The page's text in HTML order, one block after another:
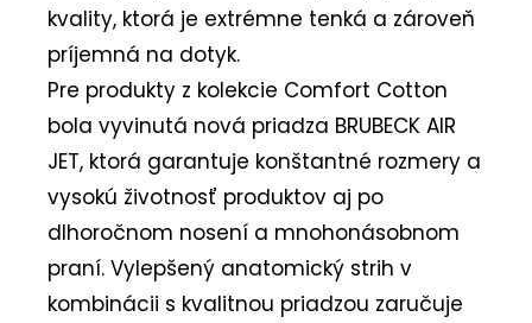
kvality, ktorá je extrémne tenká a zároveň
príjemná na dotyk.
Pre produkty z kolekcie Comfort Cotton
bola vyvinutá nová priadza BRUBECK AIR
JET, ktorá garantuje konštantné rozmery a
vysokú životnosť produktov aj po
dlhoročnom nosení a mnohonásobnom
praní. Vylepšený anatomický strih v
kombinácii s kvalitnou priadzou zaručuje